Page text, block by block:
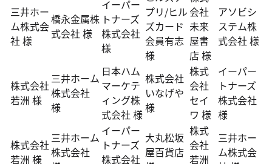
三井ホー
ム株式会
社 様
橋永金属株
式会社 様
イーパー
トナーズ
株式会社
様
プリ/ヒル
ズカード
会員有志
様
会社
未来
屋書
店 様
アソビシ
ステム株
式会社 様
株式会社
若洲 様
三井ホーム
株式会社
様
日本ハム
マーケテ
ィング株
式会社 様
株式会社
いなげや
様
株式
会社
セイ
ワ 様
イーパー
トナーズ
株式会社
様
株式会社
若洲 様
三井ホーム
株式会社
イーパー
トナーズ
株式会社
大丸松坂
屋百貨店
株式
会社
若洲
三井ホー
ム株式会